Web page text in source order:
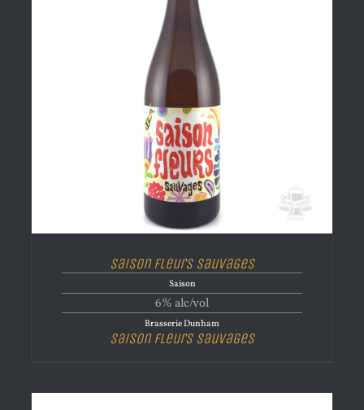
Saison Fleurs Sauvages
Saison
6% alc/vol
Brasserie Dunham
Saison Fleurs Sauvages